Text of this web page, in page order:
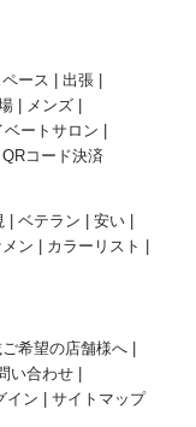
ース
出張
メンズ
ートサロン
QRコード決済
ベテラン
安い
ン
カラーリスト
希望の店舗様へ
い合わせ
イン サイトマップ